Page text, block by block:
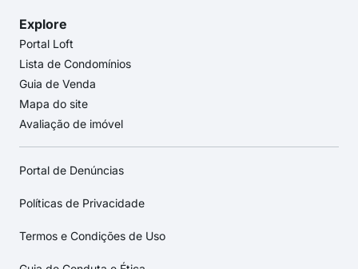
Explore
Portal Loft
Lista de Condomínios
Guia de Venda
Mapa do site
Avaliação de imóvel
Portal de Denúncias
Políticas de Privacidade
Termos e Condições de Uso